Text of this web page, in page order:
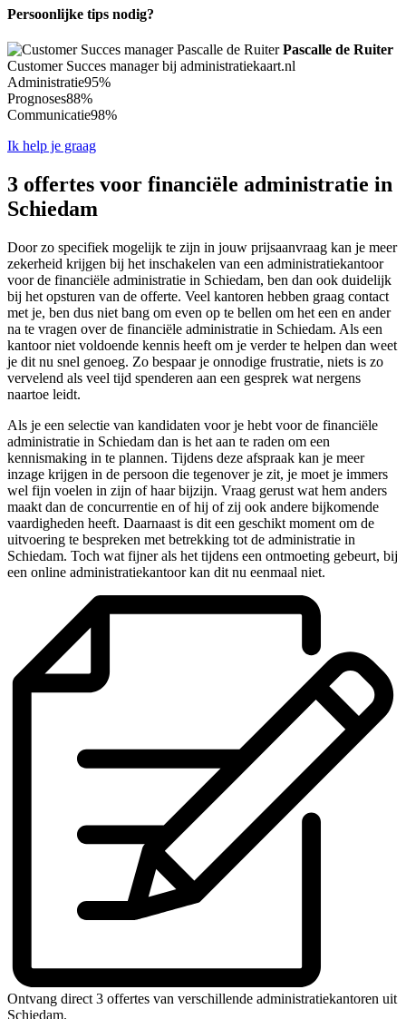
Persoonlijke tips nodig?
Pascalle de Ruiter
Customer Succes manager bij administratiekaart.nl
Administratie95%
Prognoses88%
Communicatie98%
Ik help je graag
3 offertes voor financiële administratie in
Schiedam
Door zo specifiek mogelijk te zijn in jouw prijsaanvraag kan je meer
zekerheid krijgen bij het inschakelen van een administratiekantoor
voor de financiële administratie in Schiedam, ben dan ook duidelijk
bij het opsturen van de offerte. Veel kantoren hebben graag contact
met je, ben dus niet bang om even op te bellen om het een en ander
na te vragen over de financiële administratie in Schiedam. Als een
kantoor niet voldoende kennis heeft om je verder te helpen dan weet
je dit nu snel genoeg. Zo bespaar je onnodige frustratie, niets is zo
vervelend als veel tijd spenderen aan een gesprek wat nergens
naartoe leidt.
Als je een selectie van kandidaten voor je hebt voor de financiële
administratie in Schiedam dan is het aan te raden om een
kennismaking in te plannen. Tijdens deze afspraak kan je meer
inzage krijgen in de persoon die tegenover je zit, je moet je immers
wel fijn voelen in zijn of haar bijzijn. Vraag gerust wat hem anders
maakt dan de concurrentie en of hij of zij ook andere bijkomende
vaardigheden heeft. Daarnaast is dit een geschikt moment om de
uitvoering te bespreken met betrekking tot de administratie in
Schiedam. Toch wat fijner als het tijdens een ontmoeting gebeurt, bij
een online administratiekantoor kan dit nu eenmaal niet.
Ontvang direct 3 offertes van verschillende administratiekantoren uit
Schiedam.